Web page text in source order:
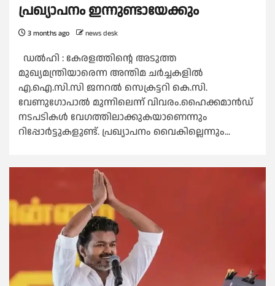
പ്രഖ്യാപനം ഇന്നുണ്ടായേക്കും
3 months ago news desk
ഡല്‍ഹി : കേരളത്തിന്റെ അടുത്ത
മുഖ്യമന്ത്രിയാരെന്ന അന്തിമ ചർച്ചകളില്‍
എ.ഐ.സി.സി ജനറല്‍ സെക്രട്ടറി കെ.സി.
വേണുഗോപാല്‍ മുന്നിലെന്ന് വിവരം.ഹൈക്കമാൻഡ്
നടപടികള്‍ വേഗത്തിലാക്കുകയാണെന്നും
റിപ്പോർട്ടുകളുണ്ട്. പ്രഖ്യാപനം വൈകില്ലെന്നും...